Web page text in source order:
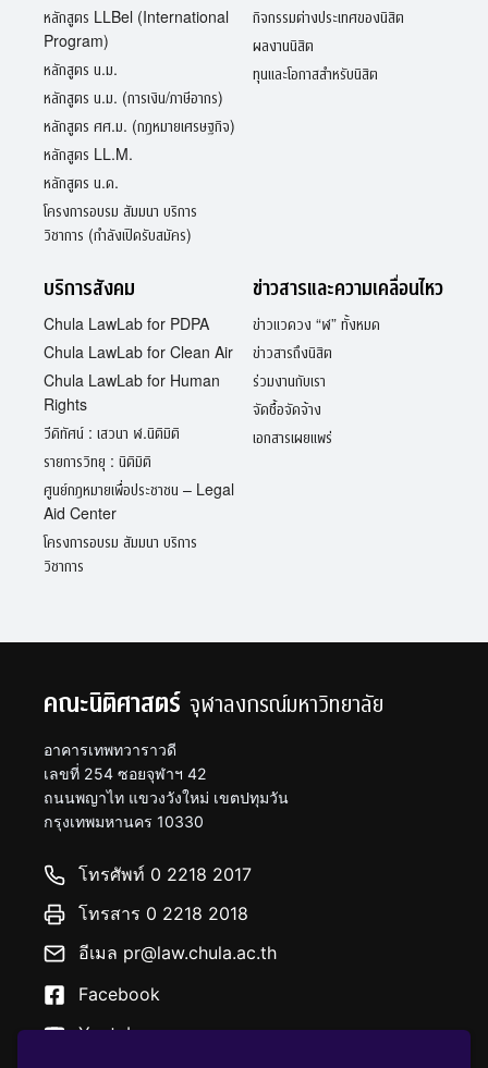
หลักสูตร LLBel (International
Program)
หลักสูตร น.ม.
หลักสูตร น.ม. (การเงิน/ภาษีอากร)
หลักสูตร ศศ.ม. (กฎหมายเศรษฐกิจ)
หลักสูตร LL.M.
หลักสูตร น.ด.
โครงการอบรม สัมมนา บริการ
วิชาการ (กำลังเปิดรับสมัคร)
กิจกรรมต่างประเทศของนิสิต
ผลงานนิสิต
ทุนและโอกาสสำหรับนิสิต
บริการสังคม
Chula LawLab for PDPA
Chula LawLab for Clean Air
Chula LawLab for Human
Rights
วีดิทัศน์ : เสวนา ฬ.นิติมิติ
รายการวิทยุ : นิติมิติ
ศูนย์กฎหมายเพื่อประชาชน – Legal
Aid Center
โครงการอบรม สัมมนา บริการ
วิชาการ
ข่าวสารและความเคลื่อนไหว
ข่าวแวดวง “ฬ” ทั้งหมด
ข่าวสารถึงนิสิต
ร่วมงานกับเรา
จัดซื้อจัดจ้าง
เอกสารเผยแพร่
คณะนิติศาสตร์ จุฬาลงกรณ์มหาวิทยาลัย
อาคารเทพทวาราวดี
เลขที่ 254 ซอยจุฬาฯ 42
ถนนพญาไท แขวงวังใหม่ เขตปทุมวัน
กรุงเทพมหานคร 10330
โทรศัพท์ 0 2218 2017
โทรสาร 0 2218 2018
อีเมล pr@law.chula.ac.th
Facebook
Youtube